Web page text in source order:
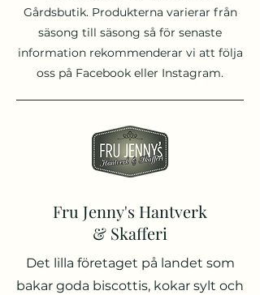
Gårdsbutik. Produkterna varierar från
säsong till säsong så för senaste
information rekommenderar vi att följa
oss på Facebook eller Instagram.
Fru Jenny's Hantverk
& Skafferi
Det lilla företaget på landet som
bakar goda biscottis, kokar sylt och